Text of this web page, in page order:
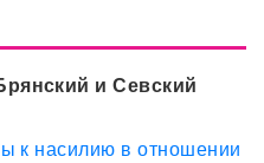
и Севский
к насилию в отношении